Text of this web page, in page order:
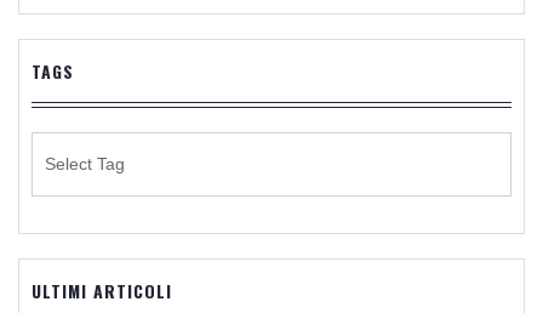
TAGS
ULTIMI ARTICOLI